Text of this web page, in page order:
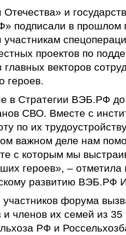
и
подписали в прошлом
проектов по
векторов
героев.
в Стратегии ВЭБ.РФ до
СВО. Вместе с
по их
важном деле нам
с которым мы
героев», –
развитию ВЭБ.РФ
форума
и членов их семей из 35
РФ и